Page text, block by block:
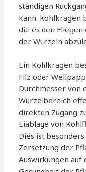
ständigen
kann. Kohlkragen
die es den
der Wurzeln
Ein Kohlkragen
Filz oder
Durchmesser von
Wurzelbereich
direkten Zugang
Eiablage von
Dies ist
Zersetzung der
Auswirkungen auf